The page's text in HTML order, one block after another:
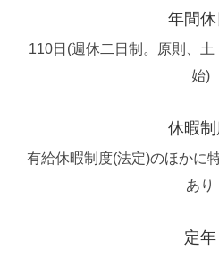
年間休
110日(週休二日制。原則、
始)
休暇
有給休暇制度(法定)のほかに
あり
定年